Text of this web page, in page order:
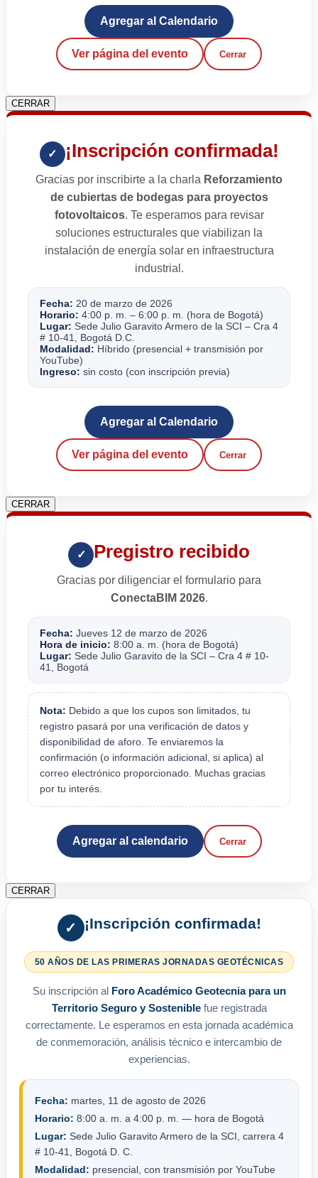
Agregar al Calendario
Ver página del evento Cerrar
CERRAR
✓ ¡Inscripción confirmada!
Gracias por inscribirte a la charla Reforzamiento
de cubiertas de bodegas para proyectos
fotovoltaicos. Te esperamos para revisar
soluciones estructurales que viabilizan la
instalación de energía solar en infraestructura
industrial.
Fecha: 20 de marzo de 2026
Horario: 4:00 p. m. – 6:00 p. m. (hora de Bogotá)
Lugar: Sede Julio Garavito Armero de la SCI – Cra 4
# 10-41, Bogotá D.C.
Modalidad: Híbrido (presencial + transmisión por
YouTube)
Ingreso: sin costo (con inscripción previa)
Agregar al Calendario
Ver página del evento Cerrar
CERRAR
✓ Pregistro recibido
Gracias por diligenciar el formulario para
ConectaBIM 2026.
Fecha: Jueves 12 de marzo de 2026
Hora de inicio: 8:00 a. m. (hora de Bogotá)
Lugar: Sede Julio Garavito de la SCI – Cra 4 # 10-
41, Bogotá
Nota: Debido a que los cupos son limitados, tu
registro pasará por una verificación de datos y
disponibilidad de aforo. Te enviaremos la
confirmación (o información adicional, si aplica) al
correo electrónico proporcionado. Muchas gracias
por tu interés.
Agregar al calendario Cerrar
CERRAR
✓ ¡Inscripción confirmada!
50 AÑOS DE LAS PRIMERAS JORNADAS GEOTÉCNICAS
Su inscripción al Foro Académico Geotecnia para un
Territorio Seguro y Sosteniblefue registrada
correctamente. Le esperamos en esta jornada académica
de conmemoración, análisis técnico e intercambio de
experiencias.
Fecha: martes, 11 de agosto de 2026
Horario: 8:00 a. m. a 4:00 p. m. — hora de Bogotá
Lugar: Sede Julio Garavito Armero de la SCI, carrera 4
# 10-41, Bogotá D. C.
Modalidad: presencial, con transmisión por YouTube